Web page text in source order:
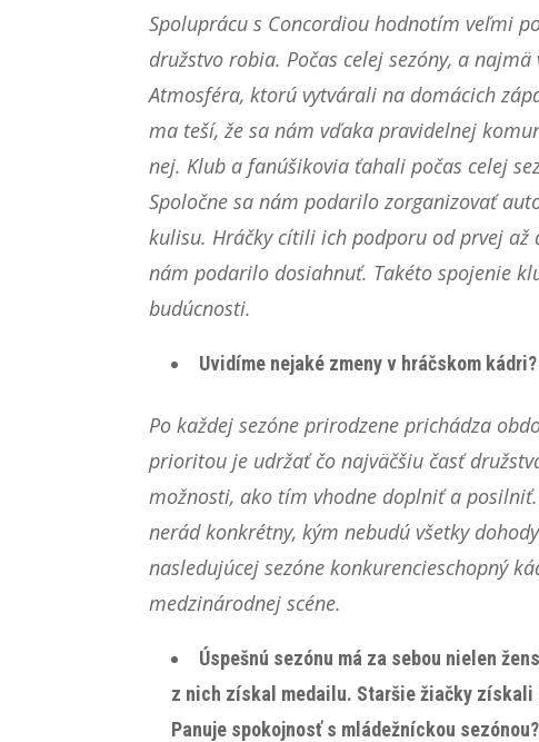
Spoluprácu s Concordiou hodnotím veľmi
družstvo robia. Počas celej sezóny, a
Atmosféra, ktorú vytvárali na domácich
ma teší, že sa nám vďaka pravidelnej
nej. Klub a fanúšikovia ťahali počas celej
Spoločne sa nám podarilo zorganizovať
kulisu. Hráčky cítili ich podporu od prvej až
nám podarilo dosiahnuť. Takéto spojenie
budúcnosti.
Uvidíme nejaké zmeny v hráčskom kádri?
Po každej sezóne prirodzene prichádza
prioritou je udržať čo najväčšiu časť
možnosti, ako tím vhodne doplniť a
nerád konkrétny, kým nebudú všetky
nasledujúcej sezóne konkurencieschopný
medzinárodnej scéne.
Úspešnú sezónu má za sebou nielen
z nich získal medailu. Staršie žiačky
Panuje spokojnosť s mládežníckou sezónou?